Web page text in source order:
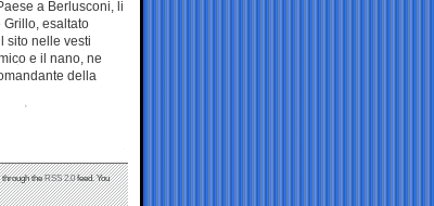
a Berlusconi, li
Grillo, esaltato
sito nelle vesti
e il nano, ne
della
through theRSS 2.0feed. You